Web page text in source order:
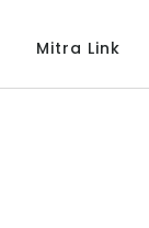
Mitra Link